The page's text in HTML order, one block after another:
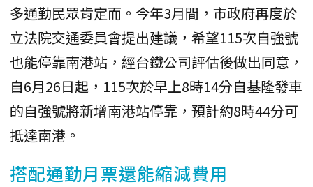
多通勤民眾肯定而。今年3月間，市政府再度於
立法院交通委員會提出建議，希望115次自強號
也能停靠南港站，經台鐵公司評估後做出同意，
自6月26日起，115次於早上8時14分自基隆發車
的自強號將新增南港站停靠，預計約8時44分可
抵達南港。
搭配通勤月票還能縮減費用